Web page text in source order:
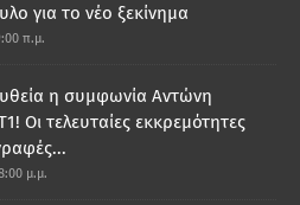
για το νέο ξεκίνημα
π.μ.
η συμφωνία Αντώνη
Οι τελευταίες εκκρεμότητες
μ.μ.